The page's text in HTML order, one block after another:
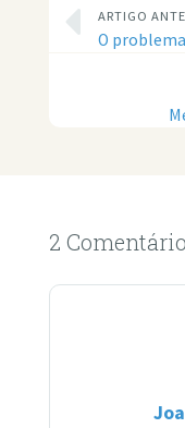
ARTIGO
O
2